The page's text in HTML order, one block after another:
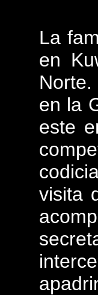
La
en
en la
este
visita